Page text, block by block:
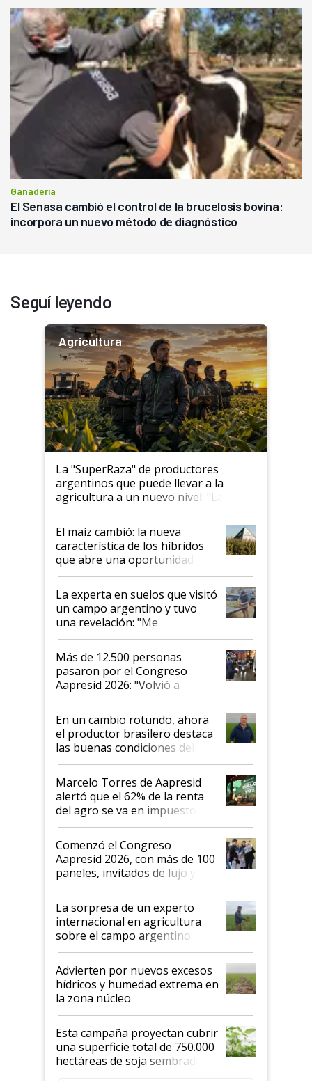
Ganadería
El Senasa cambió el control de la brucelosis bovina:
incorpora un nuevo método de diagnóstico
Seguí leyendo
Agricultura
La "SuperRaza" de productores
argentinos que puede llevar a la
agricultura a un nuevo nivel: "Las
posibilidades de crecimiento son
infinitas"
El maíz cambió: la nueva
característica de los híbridos
que abre una oportunidad en
el lote
La experta en suelos que visitó
un campo argentino y tuvo
una revelación: "Me
impresionó mucho"
Más de 12.500 personas
pasaron por el Congreso
Aapresid 2026: "Volvió a
demostrar que hablar del
suelo es hablar de todo el
sistema productivo"
En un cambio rotundo, ahora
el productor brasilero destaca
las buenas condiciones del
agro argentino para invertir:
"Los veo más motivados"
Marcelo Torres de Aapresid
alertó que el 62% de la renta
del agro se va en impuestos:
"No es bueno que en
Argentina se sigan discutiendo
las mismas cosas de hace 50
años"
Comenzó el Congreso
Aapresid 2026, con más de 100
paneles, invitados de lujo y
todas las tendencias
La sorpresa de un experto
internacional en agricultura
sobre el campo argentino:
"Estoy muy impresionado"
Advierten por nuevos excesos
hídricos y humedad extrema en
la zona núcleo
Esta campaña proyectan cubrir
una superficie total de 750.000
hectáreas de soja sembradas